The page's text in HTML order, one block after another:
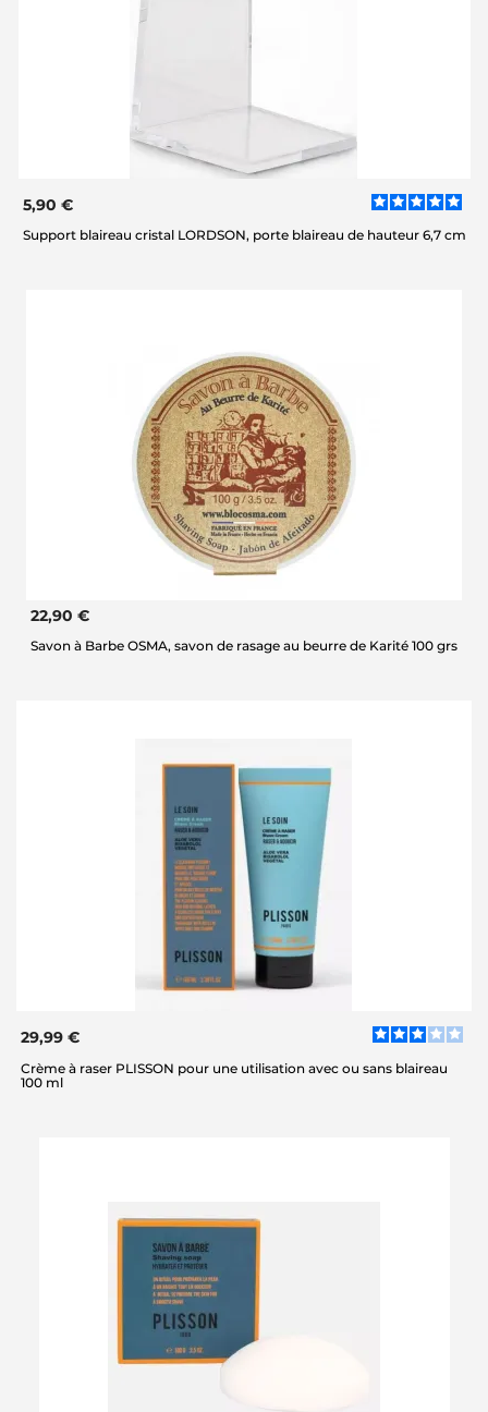
5,90 €
Support blaireau cristal LORDSON, porte blaireau de hauteur 6,7 cm
22,90 €
Savon à Barbe OSMA, savon de rasage au beurre de Karité 100 grs
29,99 €
Crème à raser PLISSON pour une utilisation avec ou sans blaireau
100 ml